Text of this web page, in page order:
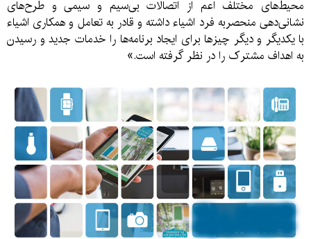
محیط‌های مختلف اعم از اتصالات بی‌سیم و سیمی و طرح‌‌های
نشانی‌دهی منحصر‌به فرد اشیاء داشته و قادر به تعامل و همکاری اشیاء
با یکدیگر و دیگر چیز‌ها برای ایجاد برنامه‌ها را خدمات جدید و رسیدن
به اهداف مشترک را در نظر گرفته است.»